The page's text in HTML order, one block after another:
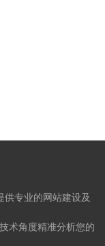
专业的网站建设及
术角度精准分析您的